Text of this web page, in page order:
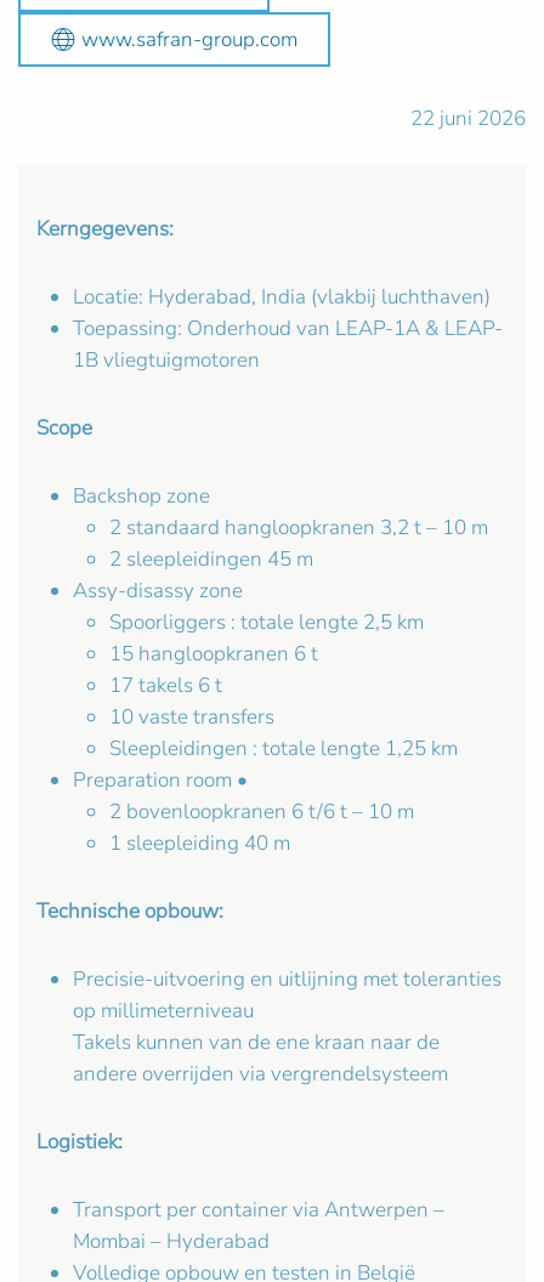
www.safran-group.com
22 juni 2026
Kerngegevens:
Locatie: Hyderabad, India (vlakbij luchthaven)
Toepassing: Onderhoud van LEAP-1A & LEAP-
1B vliegtuigmotoren
Scope
Backshop zone
2 standaard hangloopkranen 3,2 t – 10 m
2 sleepleidingen 45 m
Assy-disassy zone
Spoorliggers : totale lengte 2,5 km
15 hangloopkranen 6 t
17 takels 6 t
10 vaste transfers
Sleepleidingen : totale lengte 1,25 km
Preparation room •
2 bovenloopkranen 6 t/6 t – 10 m
1 sleepleiding 40 m
Technische opbouw:
Precisie-uitvoering en uitlijning met toleranties
op millimeterniveau
Takels kunnen van de ene kraan naar de
andere overrijden via vergrendelsysteem
Logistiek:
Transport per container via Antwerpen –
Mombai – Hyderabad
Volledige opbouw en testen in België